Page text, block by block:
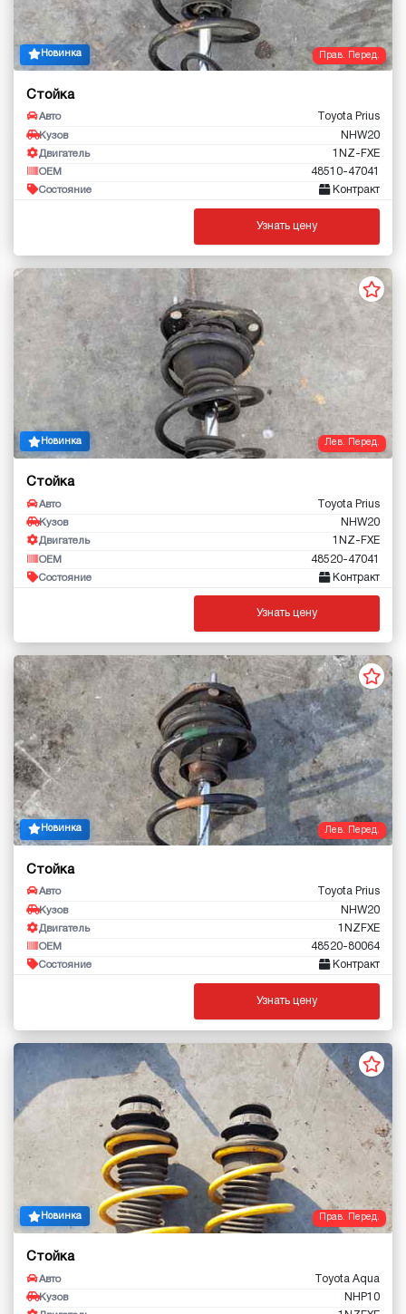
Прав. Перед.
Новинка
Стойка
Авто Toyota Prius
Кузов NHW20
Двигатель 1NZ-FXE
OEM 48510-47041
Состояние Контракт
Узнать цену
Лев. Перед.
Новинка
Стойка
Авто Toyota Prius
Кузов NHW20
Двигатель 1NZ-FXE
OEM 48520-47041
Состояние Контракт
Узнать цену
Лев. Перед.
Новинка
Стойка
Авто Toyota Prius
Кузов NHW20
Двигатель 1NZFXE
OEM 48520-80064
Состояние Контракт
Узнать цену
Прав. Перед.
Новинка
Стойка
Авто Toyota Aqua
Кузов NHP10